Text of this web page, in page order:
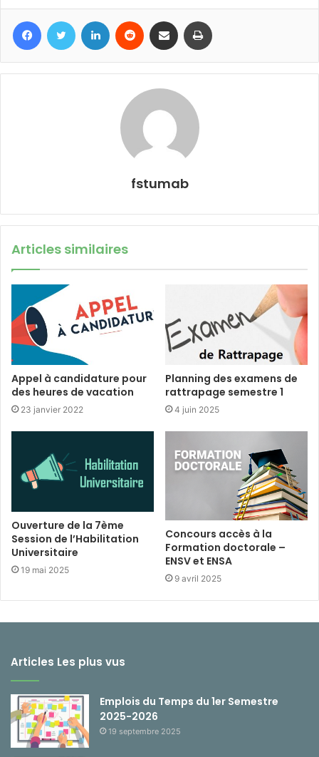
FacebookTwitter Linkedin Reddit Partager par email
fstumab
Articles similaires
Appel à candidature pour
des heures de vacation
23 janvier 2022
Planning des examens de
rattrapage semestre 1
4 juin 2025
Ouverture de la 7ème
Session de l’Habilitation
Universitaire
19 mai 2025
Concours accès à la
Formation doctorale –
ENSV et ENSA
9 avril 2025
Articles Les plus vus
Emplois du Temps du 1er Semestre
2025-2026
19 septembre 2025